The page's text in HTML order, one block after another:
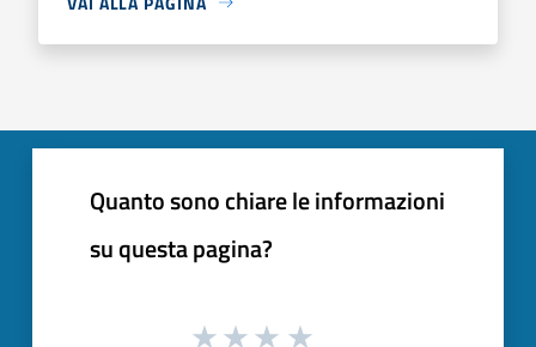
Quanto sono chiare le informazioni
su questa pagina?